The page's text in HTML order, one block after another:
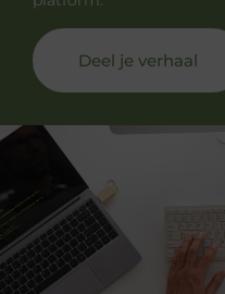
Deel je verhaal